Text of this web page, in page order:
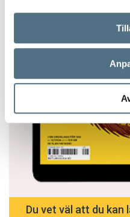
Du vet väl att du kan